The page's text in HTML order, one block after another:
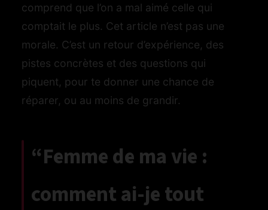
comprend que l’on a mal aimé celle qui
comptait le plus. Cet article n’est pas une
morale. C’est un retour d’expérience, des
pistes concrètes et des questions qui
piquent, pour te donner une chance de
réparer, ou au moins de grandir.
“Femme de ma vie :
comment ai-je tout